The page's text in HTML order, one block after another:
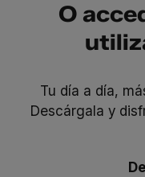
O
Tu día a día,
Descárgala y